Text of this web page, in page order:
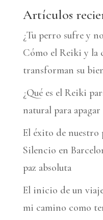
Artículos
¿Tu perro sufre y
Cómo el Reiki y la
transforman su
¿Qué es el Reiki
natural para
El éxito de
Silencio en
paz absoluta
El inicio de un
mi camino como